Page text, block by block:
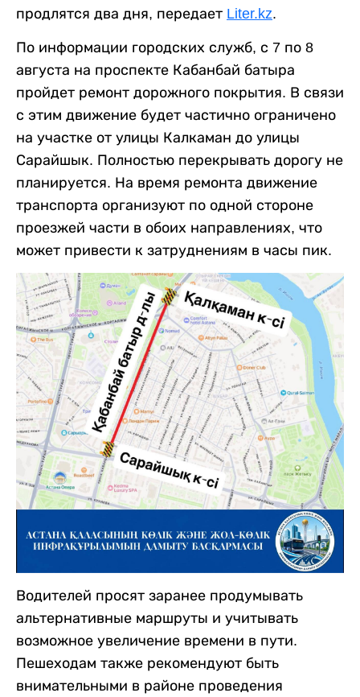
продлятся два дня, передает Liter.kz.
По информации городских служб, с 7 по 8
августа на проспекте Кабанбай батыра
пройдет ремонт дорожного покрытия. В связи
с этим движение будет частично ограничено
на участке от улицы Калкаман до улицы
Сарайшык. Полностью перекрывать дорогу не
планируется. На время ремонта движение
транспорта организуют по одной стороне
проезжей части в обоих направлениях, что
может привести к затруднениям в часы пик.
Водителей просят заранее продумывать
альтернативные маршруты и учитывать
возможное увеличение времени в пути.
Пешеходам также рекомендуют быть
внимательными в районе проведения